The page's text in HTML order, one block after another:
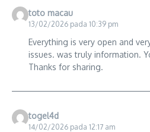
toto macau
13/02/2026 pada 10:39 pm
Everything is very open and
issues. was truly information.
Thanks for sharing.
togel4d
14/02/2026 pada 12:17 am